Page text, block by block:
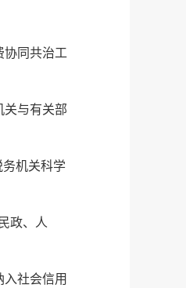
协同共治工
关与有关部
务机关科学
政、人
社会信用